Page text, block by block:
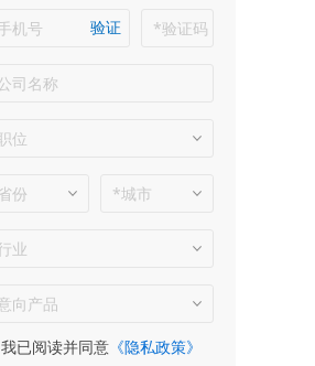
验证
我已阅读并同意 《隐私政策》